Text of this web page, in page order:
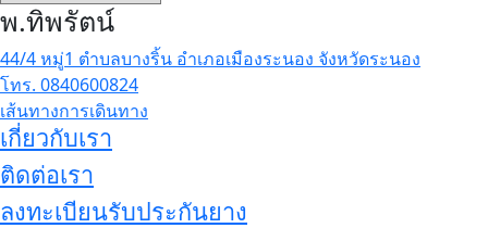
พ.ทิพรัตน์
44/4 หมู่1 ตำบลบางริ้น อำเภอเมืองระนอง จังหวัดระนอง
โทร. 0840600824
เส้นทางการเดินทาง
เกี่ยวกับเรา
ติดต่อเรา
ลงทะเบียนรับประกันยาง